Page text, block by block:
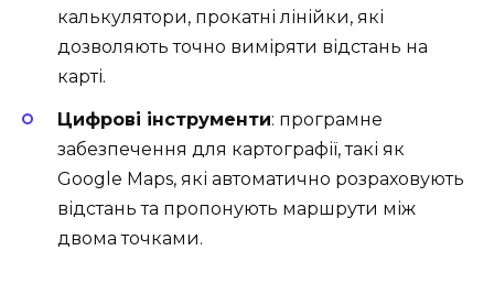
калькулятори, прокатні лінійки, які
дозволяють точно виміряти відстань на
карті.
Цифрові інструменти: програмне
забезпечення для картографії, такі як
Google Maps, які автоматично розраховують
відстань та пропонують маршрути між
двома точками.